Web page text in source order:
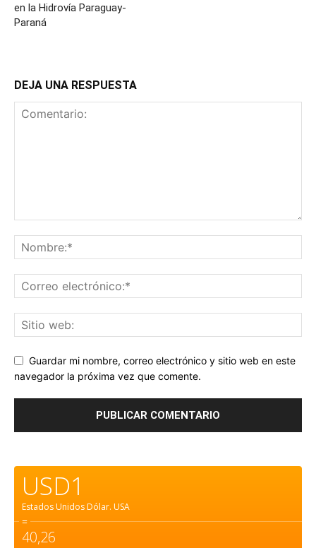
en la Hidrovía Paraguay-
Paraná
DEJA UNA RESPUESTA
Guardar mi nombre, correo electrónico y sitio web en este
navegador la próxima vez que comente.
USD1
Estados Unidos Dólar. USA
=
40,26